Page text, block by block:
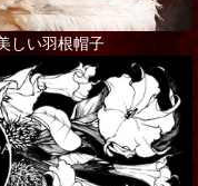
しい羽根帽子